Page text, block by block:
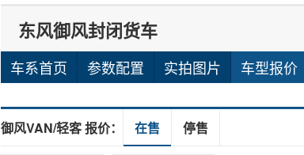
东风御风封闭货车
车系首页 参数配置 实拍图片 车型报价
御风VAN/轻客 报价： 在售 停售